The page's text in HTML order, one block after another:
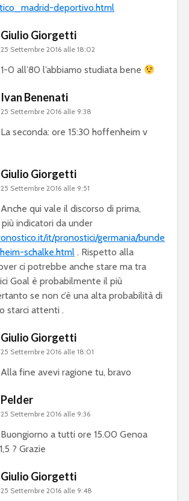
deportivo.html
Giulio Giorgetti
25 Settembre 2016 alle 18:02
1-0 all’80 l’abbiamo studiata bene
Ivan Benenati
25 Settembre 2016 alle 9:38
La seconda: ore 15:30 hoffenheim v
Giulio Giorgetti
25 Settembre 2016 alle 9:51
Anche qui vale il discorso di prima,
indicatori da under
it/pronostici/germania/bunde
schalke.html . Rispetto alla
ci potrebbe anche stare ma tra
Goal è probabilmente il più
se non c’è una alta probabilità di
starci attenti .
Giulio Giorgetti
25 Settembre 2016 alle 18:01
Alla fine avevi ragione tu, bravo
Pelder
25 Settembre 2016 alle 9:36
Buongiorno a tutti ore 15.00 Genoa
? Grazie
Giulio Giorgetti
25 Settembre 2016 alle 9:48